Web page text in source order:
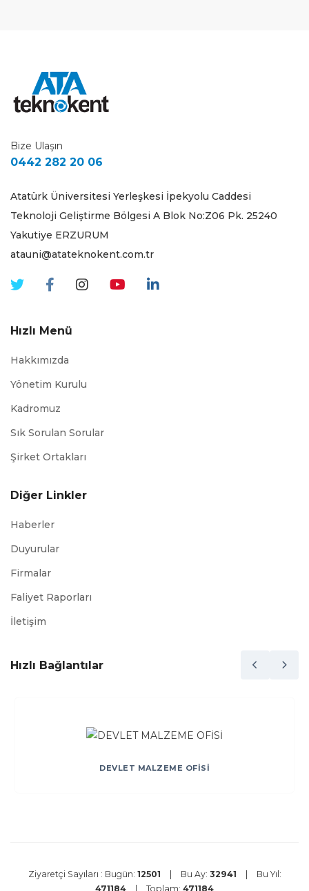
Bize Ulaşın
0442 282 20 06
Atatürk Üniversitesi Yerleşkesi İpekyolu Caddesi
Teknoloji Geliştirme Bölgesi A Blok No:Z06 Pk. 25240
Yakutiye ERZURUM
atauni@atateknokent.com.tr
Hızlı Menü
Hakkımızda
Yönetim Kurulu
Kadromuz
Sık Sorulan Sorular
Şirket Ortakları
Diğer Linkler
Haberler
Duyurular
Firmalar
Faliyet Raporları
İletişim
Hızlı Bağlantılar
DEVLET MALZEME OFİSİ
Ziyaretçi Sayıları : Bugün: 12501 Bu Ay: 32941
Bu Yıl:
471184
Toplam: 471184